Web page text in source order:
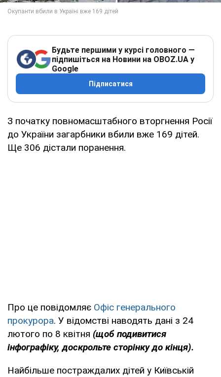
Будьте першими у курсі головного —
підпишіться на Новини на OBOZ.UA у
Google
Підписатися
З початку повномасштабного вторгнення Росії
до України загарбники вбили вже 169 дітей.
Ще 306 дістали поранення.
Про це повідомляє Офіс генерального
прокурора. У відомстві наводять дані з 24
лютого по 8 квітня (щоб подивитися
інфографіку, доскрольте сторінку до кінця).
Найбільше постраждалих дітей у Київській